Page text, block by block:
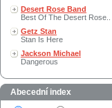
Desert Rose Band
Best Of The Desert Rose..
Getz Stan
Stan Is Here
Jackson Michael
Dangerous
Abecední index